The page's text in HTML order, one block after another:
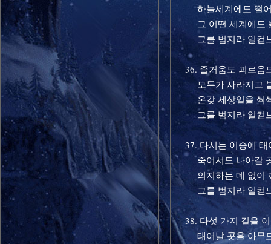
하늘세계에도 떨어
그 어떤 세계에도
그를 범지라 일컫
36. 즐거움도 괴로움
모두가 사라지고 불
온갖 세상일을 씩씩
그를 범지라 일컫
37. 다시는 이승에 태
죽어서도 나아갈 곳
의지하는 데 없이
그를 범지라 일컫
38. 다섯 가지 길을 이
태어날 곳을 아무